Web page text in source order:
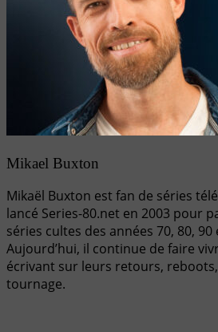
Mikael Buxton
Mikaël Buxton est fan de séries
lancé Series-80.net en 2003 pour
séries cultes des années 70, 80,
Aujourd’hui, il continue de faire
écrivant sur leurs retours,
tournage.